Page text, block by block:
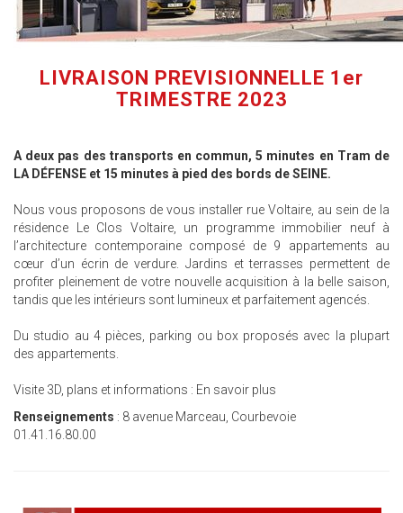
LIVRAISON PREVISIONNELLE 1er
TRIMESTRE 2023
A deux pas des transports en commun, 5 minutes en Tram de
LA DÉFENSE et 15 minutes à pied des bords de SEINE.
Nous vous proposons de vous installer rue Voltaire, au sein de la
résidence Le Clos Voltaire, un programme immobilier neuf à
l’architecture contemporaine composé de 9 appartements au
cœur d’un écrin de verdure. Jardins et terrasses permettent de
profiter pleinement de votre nouvelle acquisition à la belle saison,
tandis que les intérieurs sont lumineux et parfaitement agencés.
Du studio au 4 pièces, parking ou box proposés avec la plupart
des appartements.
Visite 3D, plans et informations : En savoir plus
Renseignements : 8 avenue Marceau, Courbevoie
01.41.16.80.00